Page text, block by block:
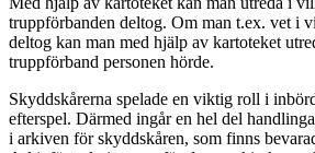
truppförbanden deltog. Om man t.ex. vet i
deltog kan man med hjälp av kartoteket
truppförband personen hörde.
Skyddskårerna spelade en viktig roll i
efterspel. Därmed ingår en hel del
i arkiven för skyddskåren, som finns